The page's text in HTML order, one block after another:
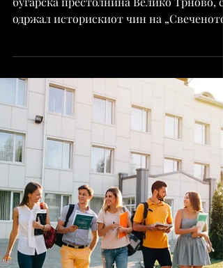
Бугарија слави 117 години од
бугарска престолнина Велико Трново, се
одржал историскиот чин на „Свеченото
прогласување на...